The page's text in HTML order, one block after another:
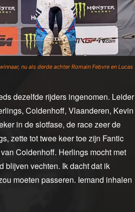
nu als derde achter Romain Febvre en Lucas
dezelfde rijders ingenomen. Leider
Coldenhoff, Vlaanderen, Kevin
in de slotfase, de race zeer de
zette tot twee keer toe zijn Fantic
Coldenhoff. Herlings mocht met
blijven vechten. Ik dacht dat ik
moeten passeren. Iemand inhalen